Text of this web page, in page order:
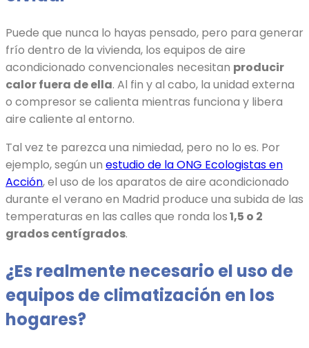
Puede que nunca lo hayas pensado, pero para generar
frío dentro de la vivienda, los equipos de aire
acondicionado convencionales necesitan producir
calor fuera de ella. Al fin y al cabo, la unidad externa
o compresor se calienta mientras funciona y libera
aire caliente al entorno.
Tal vez te parezca una nimiedad, pero no lo es. Por
ejemplo, según un estudio de la ONG Ecologistas en
Acción, el uso de los aparatos de aire acondicionado
durante el verano en Madrid produce una subida de las
temperaturas en las calles que ronda los1,5 o 2
grados centígrados.
¿Es realmente necesario el uso de
equipos de climatización en los
hogares?